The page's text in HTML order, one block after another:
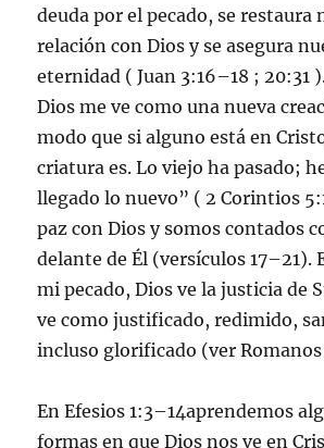
deuda por el pecado, se restaura
relación con Dios y se asegura
eternidad ( Juan 3:16–18 ; 20:31
Dios me ve como una nueva
modo que si alguno está en
criatura es. Lo viejo ha pasado;
llegado lo nuevo” ( 2 Corintios
paz con Dios y somos contados
delante de Él (versículos 17–21).
mi pecado, Dios ve la justicia de
ve como justificado, redimido,
incluso glorificado (ver
En Efesios 1:3–14aprendemos
formas en que Dios nos ve en